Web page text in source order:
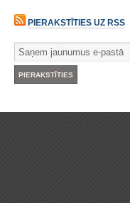
PIERAKSTĪTIES UZ RSS